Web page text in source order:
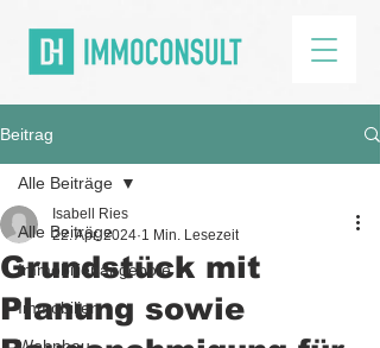
Beitrag
Alle Beiträge
Immobilienangebote
Immobilien
Alle Beiträge
Grundstück mit
Planung sowie
Isabell Ries
22. Apr. 2024 1 Min. Lesezeit